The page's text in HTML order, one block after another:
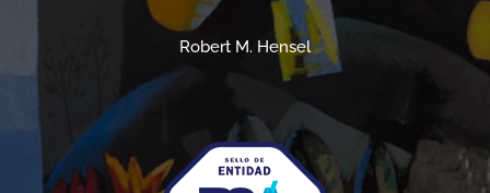
Robert M. Hensel